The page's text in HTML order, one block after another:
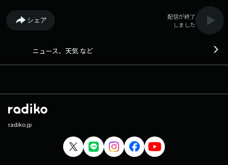
シェア
配信が終了
しました
ニュース、天気 など
radiko.jp